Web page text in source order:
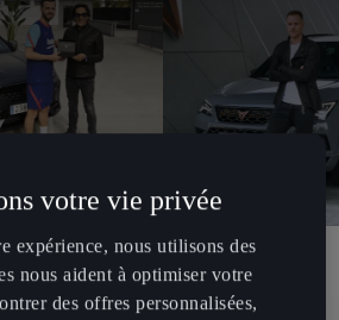
votre vie privée
expérience, nous utilisons des
nous aident à optimiser votre
des offres personnalisées,